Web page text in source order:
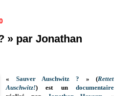
» par Jonathan
« Sauver Auschwitz ? » (Rettet
Auschwitz!) est un documentaire